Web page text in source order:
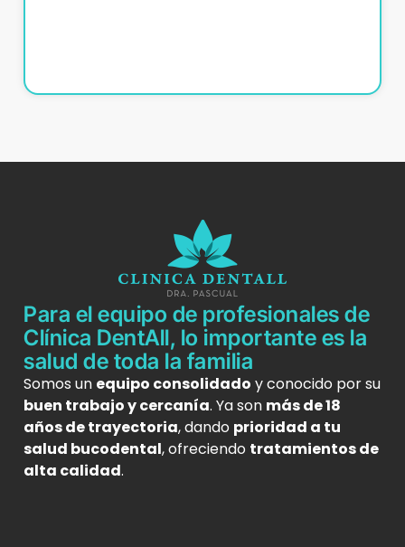
Para el equipo de profesionales de
Clínica DentAll, lo importante es la
salud de toda la familia
Somos un equipo consolidado y conocido por su
buen trabajo y cercanía. Ya son más de 18
años de trayectoria, dando prioridad a tu
salud bucodental, ofreciendo tratamientos de
alta calidad.